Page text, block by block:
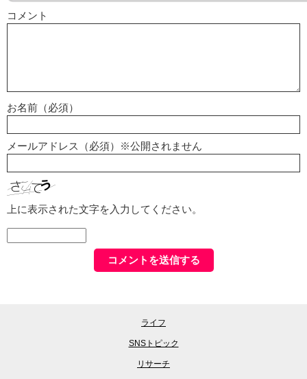
コメント
お名前（必須）
メールアドレス（必須）※公開されません
上に表示された文字を入力してください。
ライフ
SNSトピック
リサーチ